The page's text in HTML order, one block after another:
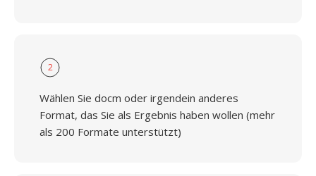
2
Wählen Sie docm oder irgendein anderes
Format, das Sie als Ergebnis haben wollen (mehr
als 200 Formate unterstützt)